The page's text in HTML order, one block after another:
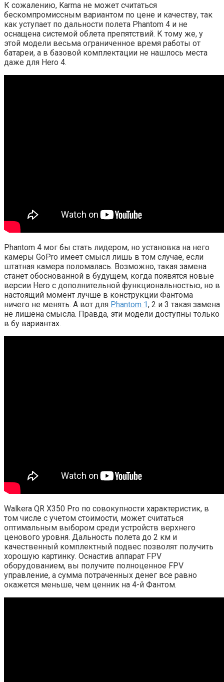
К сожалению, Karma не может считаться
бескомпромиссным вариантом по цене и качеству, так
как уступает по дальности полета Phantom 4 и не
оснащена системой облета препятствий. К тому же, у
этой модели весьма ограниченное время работы от
батареи, а в базовой комплектации не нашлось места
даже для Hero 4.
Phantom 4 мог бы стать лидером, но установка на него
камеры GoPro имеет смысл лишь в том случае, если
штатная камера поломалась. Возможно, такая замена
станет обоснованной в будущем, когда появятся новые
версии Hero с дополнительной функциональностью, но в
настоящий момент лучше в конструкции Фантома
ничего не менять. А вот для Phantom 1, 2 и 3 такая замена
не лишена смысла. Правда, эти модели доступны только
в бу вариантах.
Walkera QR X350 Pro по совокупности характеристик, в
том числе с учетом стоимости, может считаться
оптимальным выбором среди устройств верхнего
ценового уровня. Дальность полета до 2 км и
качественный комплектный подвес позволят получить
хорошую картинку. Оснастив аппарат FPV
оборудованием, вы получите полноценное FPV
управление, а сумма потраченных денег все равно
окажется меньше, чем ценник на 4-й Фантом.